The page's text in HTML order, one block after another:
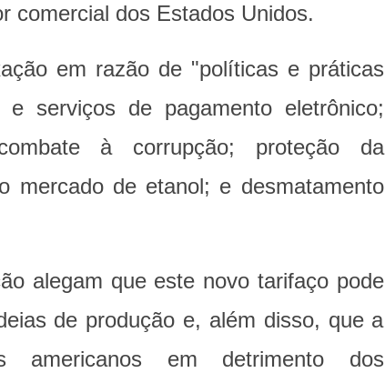
comercial dos Estados Unidos.
em razão de "políticas e práticas
serviços de pagamento eletrônico;
à corrupção; proteção da
mercado de etanol; e desmatamento
alegam que este novo tarifaço pode
de produção e, além disso, que a
americanos em detrimento dos